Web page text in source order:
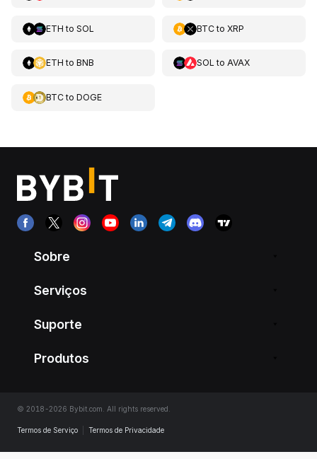
ETH to SOL BTCto XRP
ETH to BNB SOL to AVAX
BTCto DOGE
Sobre
Serviços
Suporte
Produtos
© 2018-2026 Bybit.com. All rights reserved.
Termos de Serviço Termos de Privacidade